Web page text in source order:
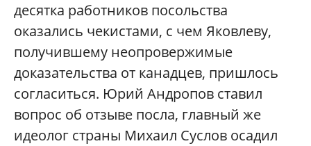
десятка работников посольства
оказались чекистами, с чем Яковлеву,
получившему неопровержимые
доказательства от канадцев, пришлось
согласиться. Юрий Андропов ставил
вопрос об отзыве посла, главный же
идеолог страны Михаил Суслов осадил